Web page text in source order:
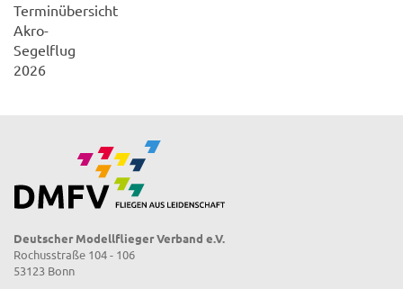
Terminübersicht
Akro-
Segelflug
2026
Deutscher Modellflieger Verband e.V.
Rochusstraße 104 - 106
53123 Bonn